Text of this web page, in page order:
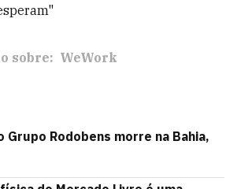
sobre: WeWork
Grupo Rodobens morre na Bahia,